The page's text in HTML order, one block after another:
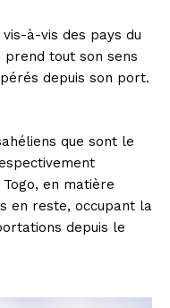
à-vis des pays du
tout son sens
depuis son port.
que sont le
en matière
en reste, occupant la
depuis le